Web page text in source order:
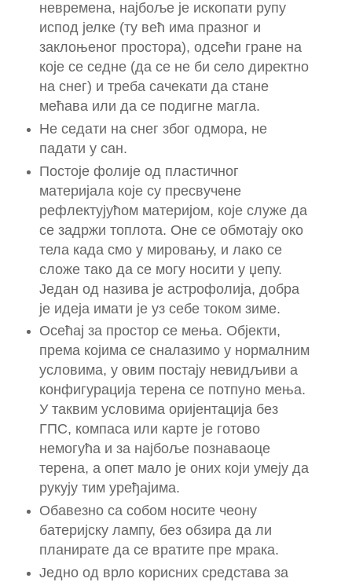
невремена, најбоље је ископати рупу
испод јелке (ту већ има празног и
заклоњеног простора), одсећи гране на
које се седне (да се не би село директно
на снег) и треба сачекати да стане
мећава или да се подигне магла.
Не седати на снег због одмора, не
падати у сан.
Постоје фолије од пластичног
материјала које су пресвучене
рефлектујућом материјом, које служе да
се задржи топлота. Оне се обмотају око
тела када смо у мировању, и лако се
сложе тако да се могу носити у џепу.
Један од назива је астрофолија, добра
је идеја имати је уз себе током зиме.
Осећај за простор се мења. Објекти,
према којима се сналазимо у нормалним
условима, у овим постају невидљиви а
конфигурација терена се потпуно мења.
У таквим условима оријентација без
ГПС, компаса или карте је готово
немогућа и за најбоље познаваоце
терена, а опет мало је оних који умеју да
рукују тим уређајима.
Обавезно са собом носите чеону
батеријску лампу, без обзира да ли
планирате да се вратите пре мрака.
Једно од врло корисних средстава за